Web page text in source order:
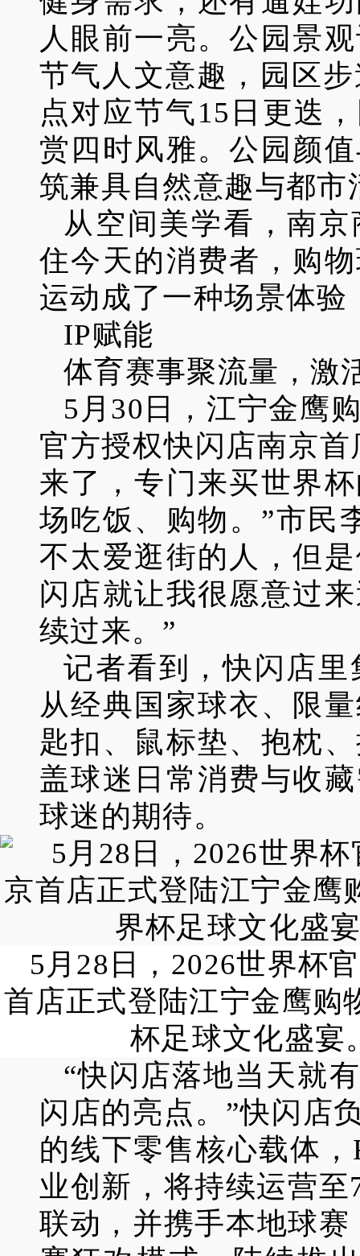
人眼前一亮。公园景
节气人文意趣，园区
点对应节气15日更迭
赏四时风雅。公园颜
筑兼具自然意趣与都市
从空间美学看，南
住今天的消费者，购
运动成了一种场景体
IP赋能
体育赛事聚流量，激
5月30日，江宁金鹰
官方授权快闪店南京
来了，专门来买世界
场吃饭、购物。”市民
不太爱逛街的人，但
闪店就让我很愿意过
续过来。”
记者看到，快闪店
从经典国家球衣、限
匙扣、鼠标垫、抱枕
盖球迷日常消费与收
球迷的期待。
5月28日，2026世界杯
首店正式登陆江宁金鹰购
杯足球文化盛宴
“快闪店落地当天就
闪店的亮点。”快闪店
的线下零售核心载体
业创新，将持续运营
联动，并携手本地球